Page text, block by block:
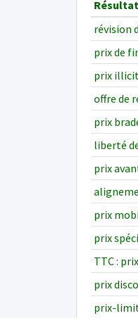
révision
prix de
prix
offre de
prix
liberté
prix
prix
prix
TTC :
prix
prix-